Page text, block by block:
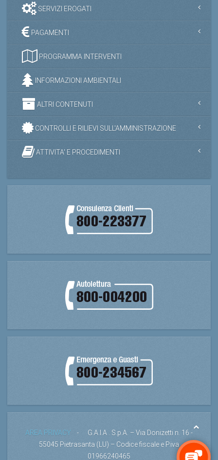
SERVIZI EROGATI
PAGAMENTI
PROGRAMMA INTERVENTI
INFORMAZIONI AMBIENTALI
ALTRI CONTENUTI
CONTROLLI E RILIEVI SULL'AMMINISTRAZIONE
ATTIVITA' E PROCEDIMENTI
AREA PRIVACY - G.A.I.A . S.p.A. – Via Donizetti n. 16 -
55045 Pietrasanta (LU) – Codice fiscale e P.iva
01966240465